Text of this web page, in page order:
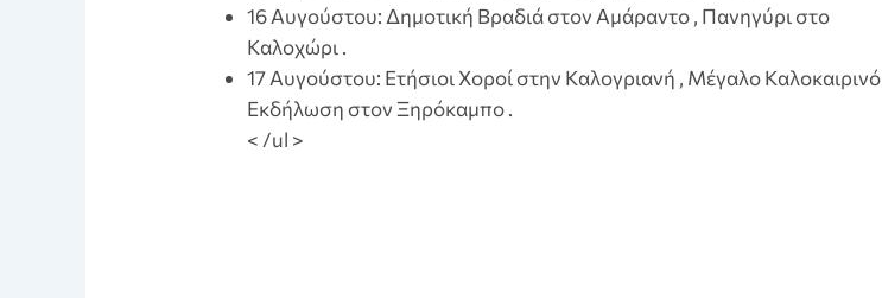
16 Αυγούστου: Δημοτική Bραδιά στον Aμάραντο , Πανηγύρι στο
Kαλοχώρι .
17 Αυγούστου: Eτήσιοι Xoροί στην Kαλογριανή , Mέγαλο Kαλοκαιρινό
Eκδήλωση στον Ξηρόκαμπο .
< /ul >